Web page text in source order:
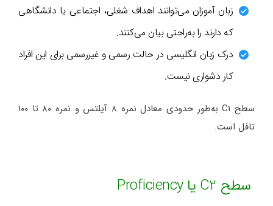
زبان آموزان می‌توانند اهداف شغلی، اجتماعی یا دانشگاهی
که دارند را به‌راحتی بیان می‌کنند.
درک زبان انگلیسی در حالت رسمی و غیررسمی برای این افراد
کار دشواری نیست.
سطح C1 به‌طور حدودی معادل نمره ۸ آیلتس و نمره ۸۰ تا ۱۰۰
تافل است.
سطح C2 یا Proficiency